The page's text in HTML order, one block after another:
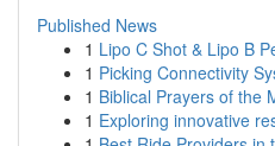
Published News
1 Lipo C Shot & Lipo B
1 Picking Connectivity
1 Biblical Prayers of the
1 Exploring innovative